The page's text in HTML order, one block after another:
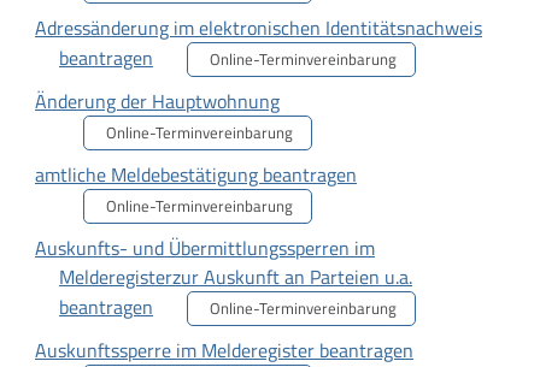
Adressänderung im elektronischen Identitätsnachweis
beantragen
Online-Terminvereinbarung
Änderung der Hauptwohnung
Online-Terminvereinbarung
amtliche Meldebestätigung beantragen
Online-Terminvereinbarung
Auskunfts- und Übermittlungssperren im
Melderegisterzur Auskunft an Parteien u.a.
beantragen
Online-Terminvereinbarung
Auskunftssperre im Melderegister beantragen